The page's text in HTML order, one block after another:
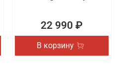
22 990 ₽
В корзину